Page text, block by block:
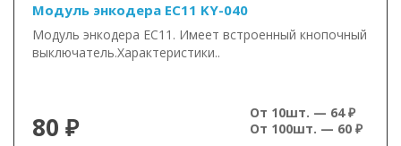
Модуль энкодера EC11 KY-040
Модуль энкодера EC11. Имеет встроенный кнопочный
выключатель.Характеристики..
80 ₽
От 10шт. — 64 ₽
От 100шт. — 60 ₽